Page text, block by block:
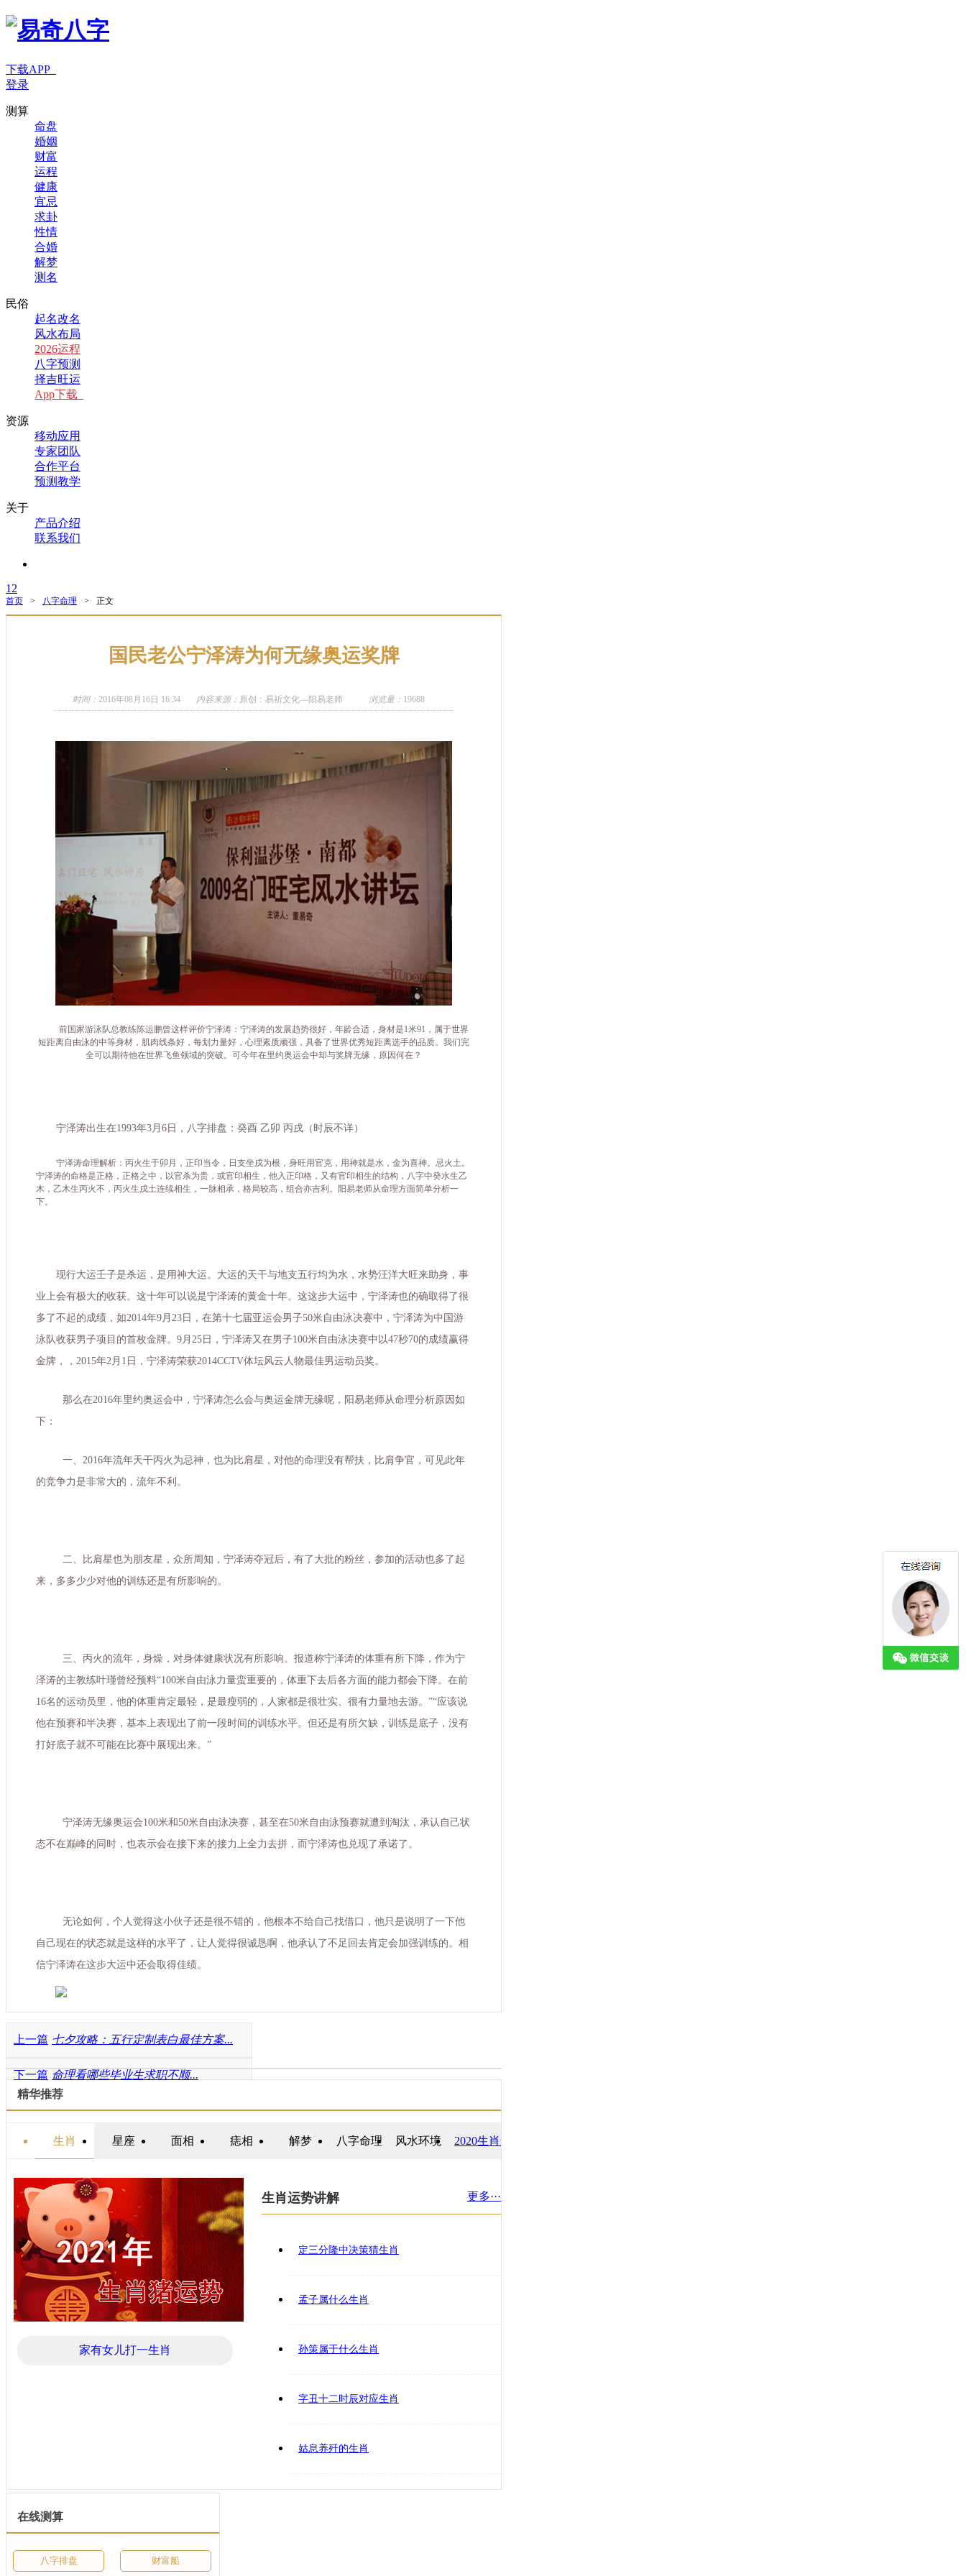
下载APP
登录
测算
命盘
婚姻
财富
运程
健康
宜忌
求卦
性情
合婚
解梦
测名
民俗
起名改名
风水布局
2026运程
八字预测
择吉旺运
App下载
资源
移动应用
专家团队
合作平台
预测教学
关于
产品介绍
联系我们
1 2
首页 > 八字命理 > 正文
国民老公宁泽涛为何无缘奥运奖牌
时间： 2016年08月16日 16:34 内容来源： 原创：易祈文化—阳易老师 浏览量： 19688
前国家游泳队总教练陈运鹏曾这样评价宁泽涛：宁泽涛的发展趋势很好，年龄合适，身材是1米91 ，属于世界
短距离自由泳的中等身材，肌肉线条好，每划力量好，心理素质顽强，具备了世界优秀短距离选手的品质。我们完
全可以期待他在世界飞鱼领域的突破。可今年在里约奥运会中却与奖牌无缘，原因何在？
宁泽涛出生在1993年3 月 6日，八字排盘：癸酉 乙卯 丙戌（时辰不详）
宁泽涛命理解析：丙火生于卯月，正印当令，日支坐戌为根，身旺用官克，用神就是水，金为喜神。忌火土。
宁泽涛的命格是正格，正格之中，以官杀为贵，或官印相生，他入正印格，又有官印相生的结构，八字中癸水生乙
木，乙木生丙火不，丙火生戌土连续相生，一脉相承，格局较高，组合亦吉利。 阳易老师从命理方面简单分析一
下。
现行大运壬子是杀运，是用神大运 。大运的天干与地支五行均为水，水势汪洋大旺来助身，事
业上会有极大的收获。这十年可以说是宁泽涛的黄金十年。这这步大运中，宁泽涛也的确取得了很
多了不起的成绩，如2014年9 月 23日，在第十七届亚运会男子50米自由泳决赛中，宁泽涛为中国游
泳队收获男子项目的首枚金牌。 9 月 25日，宁泽涛又在男子100米自由泳决赛中以47秒70的成绩赢得
金牌，， 2015年2 月 1 日，宁泽涛荣获2014CCTV体坛风云人物最佳男运动员奖。
那么在2016年里约奥运会中，宁泽涛怎么会与奥运金牌无缘呢，阳易老师从命理分析原因如
下：
一、 2016年流年天干丙火为忌神，也为比肩星，对他的命理没有帮扶，比肩争官，可见此年
的竞争力是非常大的，流年不利。
二、比肩星也为朋友星，众所周知，宁泽涛夺冠后，有了大批的粉丝，参加的活动也多了起
来，多多少少对他的训练还是有所影响的。
三、丙火的流年，身燥，对身体健康状况有所影响。报道称宁泽涛的体重有所下降，作为宁
泽涛的主教练叶瑾曾经预料“100米自由泳力量蛮重要的，体重下去后各方面的能力都会下降。在前
16名的运动员里，他的体重肯定最轻，是最瘦弱的，人家都是很壮实、很有力量地去游。”“应该说
他在预赛和半决赛，基本上表现出了前一段时间的训练水平。但还是有所欠缺，训练是底子，没有
打好底子就不可能在比赛中展现出来。”
宁泽涛无缘奥运会100米和50米自由泳决赛，甚至在50米自由泳预赛就遭到淘汰，承认自己状
态不在巅峰的同时，也表示会在接下来的接力上全力去拼，而宁泽涛也兑现了承诺了。
无论如何，个人觉得这小伙子还是很不错的，他根本不给自己找借口，他只是说明了一下他
自己现在的状态就是这样的水平了，让人觉得很诚恳啊，他承认了不足回去肯定会加强训练的。相
信宁泽涛在这步大运中还会取得佳绩。
上一篇 七夕攻略：五行定制表白最佳方案...
下一篇 命理看哪些毕业生求职不顺...
精华推荐
生肖 星座 面相 痣相 解梦 八字命理 风水环境 2020生肖运势
家有女儿打一生肖
生肖运势讲解 更多···
定三分隆中决策猜生肖
孟子属什么生肖
孙策属于什么生肖
字丑十二时辰对应生肖
姑息养歼的生肖
在线测算
八字排盘 财富船